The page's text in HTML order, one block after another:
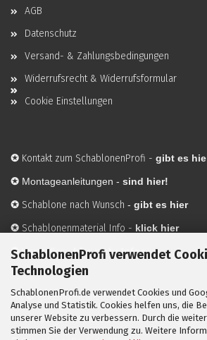
SchablonenProfi verwendet
Technologien
SchablonenProfi.de verwendet Cookies und
Analyse und Statistik. Cookies helfen uns, die
unserer Website zu verbessern. Durch die
stimmen Sie der Verwendung zu. Weitere
AGB
Datenschutz
Versand- & Zahlungsbedingungen
Widerrufsrecht & Widerrufsformular
Cookie Einstellungen
✪ Kontakt zum SchablonenProfi - gibt es
✪ Montageanleitungen - sind hier!
✪ Schablone nach Wunsch - gibt es hier
✪ Schablonenmaterial Info - klick hier
✪Hersteller-hier mehr Infos
Mit ✪ gekennzeichnete Bilder sind KI-
Anwendungsbeispiele zur Visualisierung der